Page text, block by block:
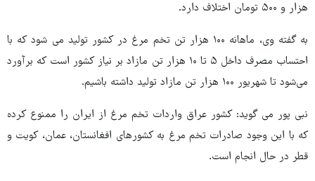
هزار و ۵۰۰ تومان اختلاف دارد.
به گفته وی، ماهانه ۱۰۰ هزار تن تخم مرغ در کشور تولید می شود که با
احتساب مصرف داخل ۵ تا ۱۰ هزار تن مازاد بر نیاز کشور است که برآورد
می‌شود تا شهریور ۱۰۰ هزار تن مازاد تولید داشته باشیم.
نبی پور می گوید: کشور عراق واردات تخم مرغ از ایران را ممنوع کرده
که با این وجود صادرات تخم مرغ به کشورهای افغانستان، عمان، کویت و
قطر در حال انجام است.